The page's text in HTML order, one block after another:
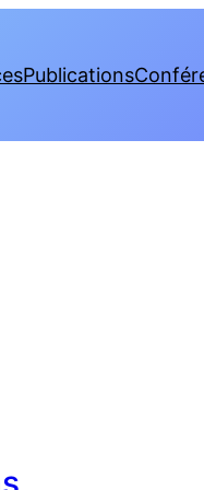
Publications